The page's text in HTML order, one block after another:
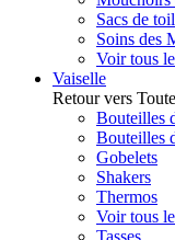
Sacs de
Soins des
Voir tous
Vaiselle
Retour vers
Bouteilles
Bouteilles
Gobelets
Shakers
Thermos
Voir tous
Tasses